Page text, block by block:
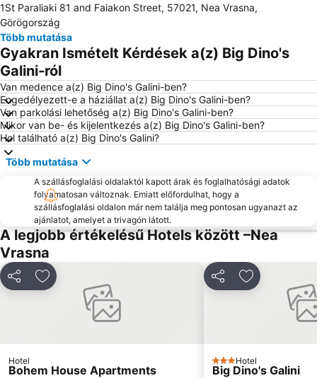
1St Paraliaki 81 and Faiakon Street, 57021, Nea Vrasna,
Görögország
Több mutatása
Gyakran Ismételt Kérdések a(z) Big Dino's
Galini-ról
Van medence a(z) Big Dino's Galini-ben?
Engedélyezett-e a háziállat a(z) Big Dino's Galini-ben?
Van parkolási lehetőség a(z) Big Dino's Galini-ben?
Mikor van be- és kijelentkezés a(z) Big Dino's Galini-ben?
Hol található a(z) Big Dino's Galini?
Több mutatása
A szállásfoglalási oldalaktól kapott árak és foglalhatósági adatok
folyamatosan változnak. Emiatt előfordulhat, hogy a
szállásfoglalási oldalon már nem találja meg pontosan ugyanazt az
ajánlatot, amelyet a trivagón látott.
A legjobb értékelésű Hotels között –Nea
Vrasna
MegosztásHozzáadás a kedvencekhez
Hotel
Bohem House Apartments
MegosztásHozzáadás
3 Kategória
Hotel
Big Dino's Galini